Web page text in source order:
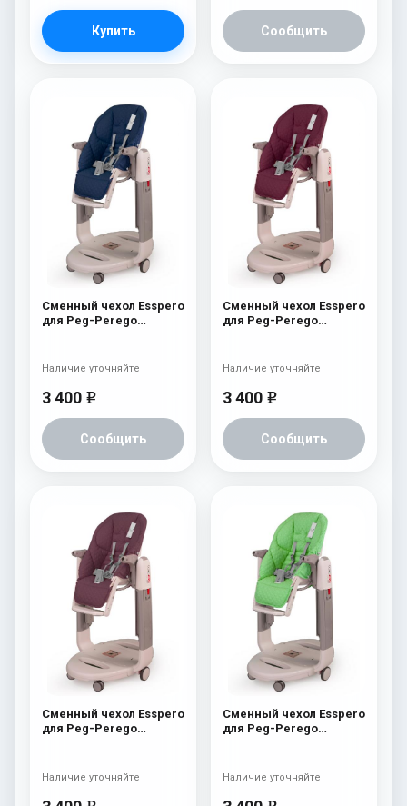
Купить Сообщить
Сменный чехол Esspero
для Peg-Perego
3 400 e
Сообщить
Наличие уточняйте
Сменный чехол Esspero
для Peg-Perego
3 400 e
Сообщить
Наличие уточняйте
Сменный чехол Esspero
для Peg-Perego
Наличие уточняйте
Сменный чехол Esspero
для Peg-Perego
Наличие уточняйте